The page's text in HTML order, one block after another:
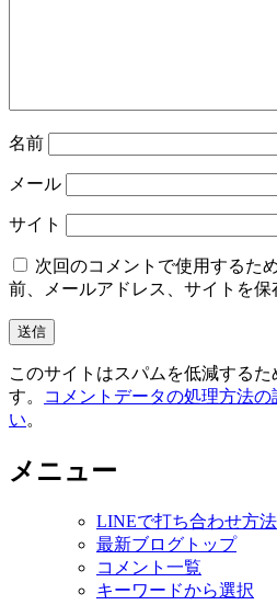
名前
メール
サイト
次回のコメントで使用するた
前、メールアドレス、サイトを保
このサイトはスパムを低減するた
す。
コメントデータの処理方法
い。
メニュー
LINEで打ち合わせ方法
最新ブログトップ
コメント一覧
キーワードから選択